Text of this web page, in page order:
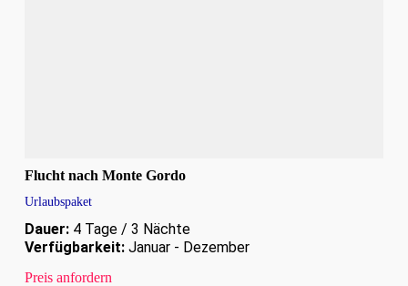
Flucht nach Monte Gordo
Urlaubspaket
Dauer:4 Tage / 3 Nächte
Verfügbarkeit:Januar - Dezember
Preis anfordern